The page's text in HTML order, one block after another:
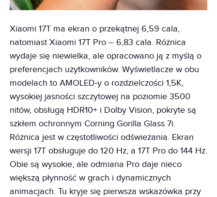
Xiaomi 17T ma ekran o przekątnej 6,59 cala,
natomiast Xiaomi 17T Pro – 6,83 cala. Różnica
wydaje się niewielka, ale opracowano ją z myślą o
preferencjach użytkowników. Wyświetlacze w obu
modelach to AMOLED-y o rozdzielczości 1,5K,
wysokiej jasności szczytowej na poziomie 3500
nitów, obsługą HDR10+ i Dolby Vision, pokryte są
szkłem ochronnym Corning Gorilla Glass 7i.
Różnica jest w częstotliwości odświeżania. Ekran
wersji 17T obsługuje do 120 Hz, a 17T Pro do 144 Hz.
Obie są wysokie, ale odmiana Pro daje nieco
większą płynność w grach i dynamicznych
animacjach. Tu kryje się pierwsza wskazówka przy